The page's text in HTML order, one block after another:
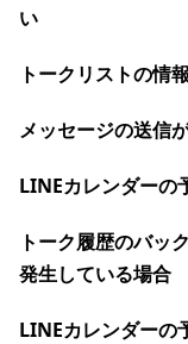
い
トークリストの情
メッセージの送信
LINEカレンダーの
トーク履歴のバッ
発生している場合
LINEカレンダーの